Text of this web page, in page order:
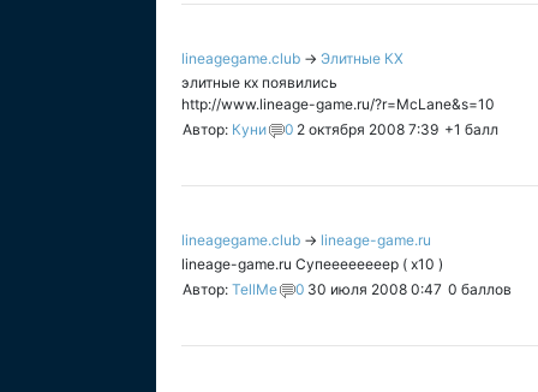
lineagegame.club → Элитные КХ
элитные кх появились
http://www.lineage-game.ru/?r=McLane&s=10
Автор: Куни 0 2 октября 2008 7:39 +1 балл
lineagegame.club → lineage-game.ru
lineage-game.ru Супеееееееер ( x10 )
Автор: TellMe 0 30 июля 2008 0:47 0 баллов